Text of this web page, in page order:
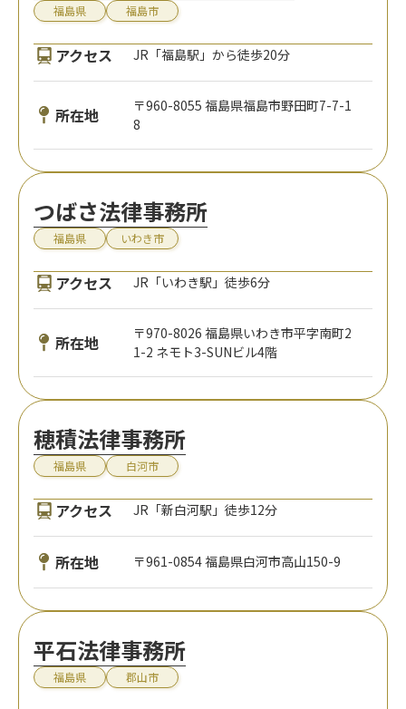
福島県 福島市
アクセス JR「福島駅」から徒歩20分
所在地
〒960-8055 福島県福島市野田町7-7-1
8
つばさ法律事務所
福島県 いわき市
アクセス JR「いわき駅」徒歩6分
所在地
〒970-8026 福島県いわき市平字南町2
1-2 ネモト3-SUNビル4階
穂積法律事務所
福島県 白河市
アクセス JR「新白河駅」徒歩12分
所在地 〒961-0854 福島県白河市高山150-9
平石法律事務所
福島県 郡山市